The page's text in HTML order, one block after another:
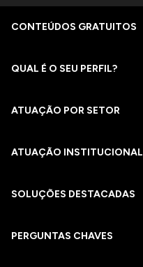
CONTEÚDOS GRATUITOS
QUAL É O SEU PERFIL?
ATUAÇÃO POR SETOR
ATUAÇÃO INSTITUCIONAL
SOLUÇÕES DESTACADAS
PERGUNTAS CHAVES​